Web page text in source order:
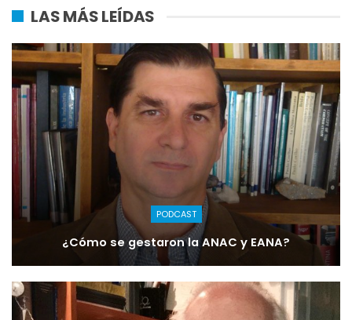
LAS MÁS LEÍDAS
PODCAST
¿Cómo se gestaron la ANAC y EANA?